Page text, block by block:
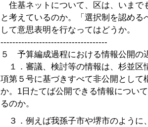
住基ネットについて、区は、いまで
と考えているのか。「選択制を認める
して意思表明を行なってはどうか。
------------------------------------
５ 予算編成過程における情報公開の
１．審議、検討等の情報は、杉並区
項第５号に基づきすべて非公開として
か。1日たてば公開できる情報につい
るのか。
３．例えば我孫子市や堺市のように